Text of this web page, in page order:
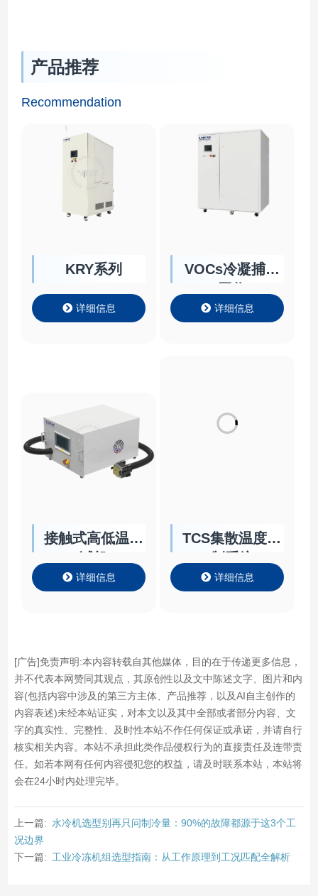
产品推荐
Recommendation
KRY系列
详细信息
VOCs冷凝捕集
详细信息
详细信息 详细信息
容(包括内容中涉及的第三方主体、产品推荐，以及AI自主创作的
内容表述)未经本站证实，对本文以及其中全部或者部分内容、文
字的真实性、完整性、及时性本站不作任何保证或承诺，并请自行
核实相关内容。本站不承担此类作品侵权行为的直接责任及连带责
任。如若本网有任何内容侵犯您的权益，请及时联系本站，本站将
会在24小时内处理完毕。
上一篇: 水冷机选型别再只问制冷量：90%的故障都源于这3个工
下一篇: 工业冷冻机组选型指南：从工作原理到工况匹配全解析